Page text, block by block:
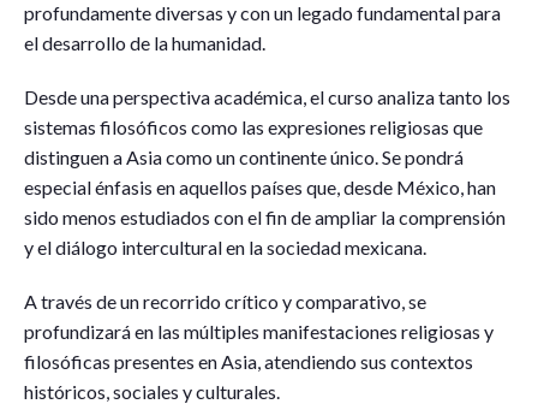
profundamente diversas y con un legado fundamental para
el desarrollo de la humanidad.
Desde una perspectiva académica, el curso analiza tanto los
sistemas filosóficos como las expresiones religiosas que
distinguen a Asia como un continente único. Se pondrá
especial énfasis en aquellos países que, desde México, han
sido menos estudiados con el fin de ampliar la comprensión
y el diálogo intercultural en la sociedad mexicana.
A través de un recorrido crítico y comparativo, se
profundizará en las múltiples manifestaciones religiosas y
filosóficas presentes en Asia, atendiendo sus contextos
históricos, sociales y culturales.